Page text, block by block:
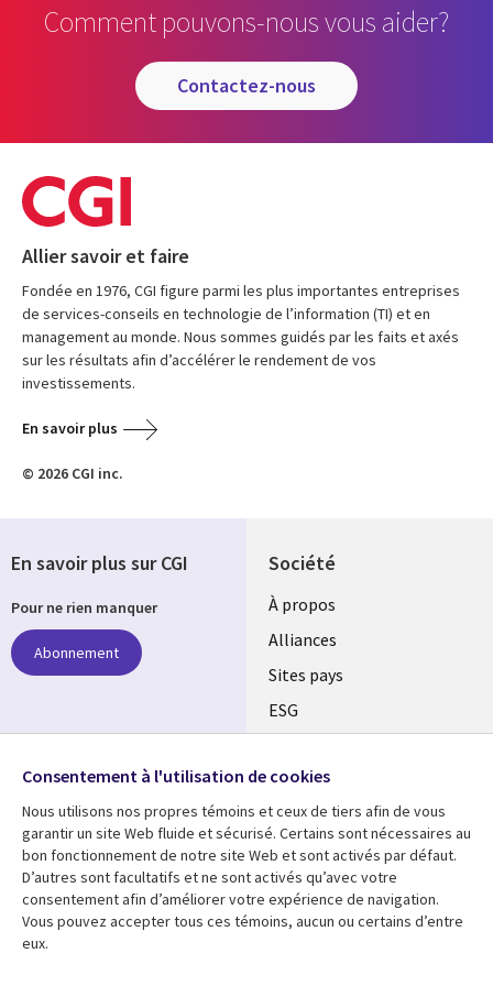
Comment pouvons-nous vous aider?
contactez-nous
Allier savoir et faire
Fondée en 1976, CGI figure parmi les plus importantes entreprises
de services-conseils en technologie de l’information (TI) et en
management au monde. Nous sommes guidés par les faits et axés
sur les résultats afin d’accélérer le rendement de vos
investissements.
En savoir plus
© 2026 CGI inc.
Société
À propos
Alliances
Sites pays
ESG
Fusions
Salle de presse
Ressources
Articles
Support
En savoir plus sur CGI
Pour ne rien manquer
Abonnement
Suivez-nous
Social
Media
Global
FR
Consentement à l'utilisation de cookies
Nous utilisons nos propres témoins et ceux de tiers afin de vous
garantir un site Web fluide et sécurisé. Certains sont nécessaires au
bon fonctionnement de notre site Web et sont activés par défaut.
D’autres sont facultatifs et ne sont activés qu’avec votre
consentement afin d’améliorer votre expérience de navigation.
Vous pouvez accepter tous ces témoins, aucun ou certains d’entre
eux.